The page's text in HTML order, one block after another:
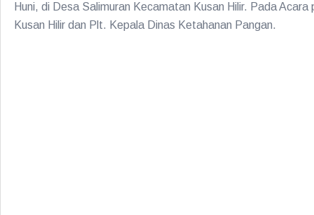
Huni, di Desa Salimuran Kecamatan Kusan Hilir. Pada
Kusan Hilir dan Plt. Kepala Dinas Ketahanan Pangan.